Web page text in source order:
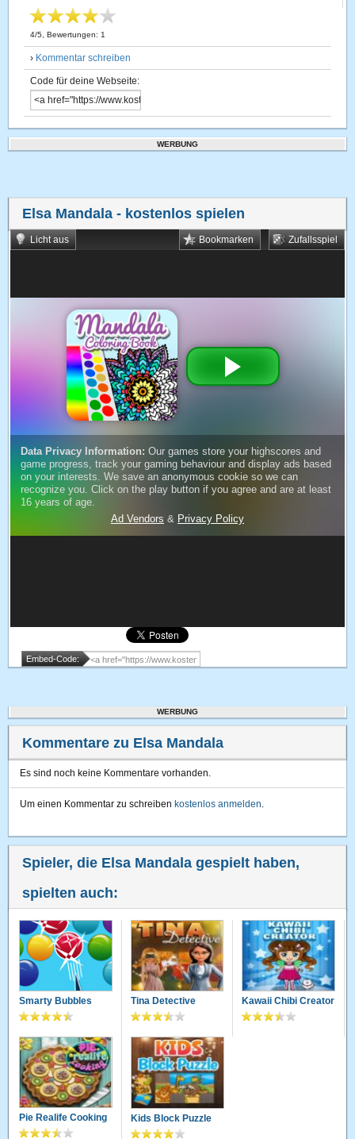
4/5 , Bewertungen: 1
› Kommentar schreiben
Code für deine Webseite:
WERBUNG
Elsa Mandala - kostenlos spielen
Licht aus Zufallsspiel
Bookmarken
Embed-Code:
WERBUNG
Kommentare zu Elsa Mandala
Es sind noch keine Kommentare vorhanden.
Um einen Kommentar zu schreiben kostenlos anmelden.
Spieler, die Elsa Mandala gespielt haben,
spielten auch:
Smarty Bubbles Tina Detective Kawaii Chibi Creator
Pie Realife Cooking Kids Block Puzzle